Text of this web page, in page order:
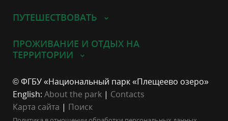
ПУТЕШЕСТВОВАТЬ
ПРОЖИВАНИЕ И ОТДЫХ НА
ТЕРРИТОРИИ
© ФГБУ «Национальный парк «Плещеево озеро»
English: About the park | Contacts
Карта сайта | Поиск